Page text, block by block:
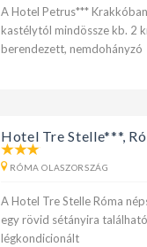
A Hotel Petrus***
kastélytól mindössze kb. 2
berendezett, nemdohányzó
Hotel Tre Stelle***,
RÓMA OLASZORSZÁG
A Hotel Tre Stelle Róma
egy rövid sétányira
légkondicionált